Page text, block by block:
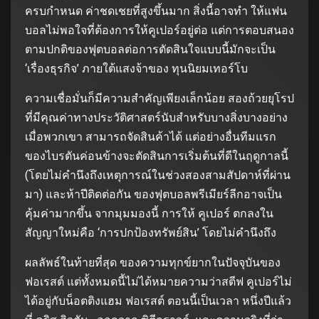
ครบกำหนด ค่าชดเชยที่สูงขึ้นมาก สิ่งนี้อาจทำ ให้แฟน
บอลไม่พอใจที่ต้องการให้คูเปอร์อยู่ต่อ แต่การตอบสนอง
ตามปกติของฟุตบอลต่อการตัดสินใจแบบนี้มักจะเป็น
‘เรื่องธุรกิจ’ ภายใต้แสงจ้าของ ทุนนิยมเทอร์โบ
ความเชื่อมั่นก็มีความสำคัญเพียงเล็กน้อย สองถ้วยยุโรป
ที่มีคุณค่าทางประวัติศาสตร์นับสำหรับบางสิ่งบางอย่าง
เมื่อพวกเขา สามารถจัดสินค้าได้ แต่อย่างอื่นทีมแรก
ของไบรตันค่อนข้างจะตัดสินการเริ่มต้นที่ดีในฤดูกาลนี้
(โดยไม่คำนึงถึงเหตุการณ์ในช่วงสองสามสัปดาห์ที่ผ่าน
มา) และห้าปีติดต่อกัน ของฟุตบอลพรีเมียร์ลีกอาจเป็น
คุ้มค่ามากขึ้น จากมุมมองนี้ การให้ คูเปอร์ ตกลงใน
สัญญาใหม่คือ ‘การปกป้องทรัพย์สิน’ โดยไม่คำนึงถึง
ผลลัพธ์ในท้ายที่สุด ของความทุกข์ยากในปัจจุบันของ
ฟอเรสต์ แต่ทั้งหมดนี้ไม่ได้หมายความว่าสตีฟ คูเปอร์ไม่
ได้อยู่กับน็อตติงแฮม ฟอเรสต์ ตอนนี้เป็นเวลา หนึ่งปีแล้ว